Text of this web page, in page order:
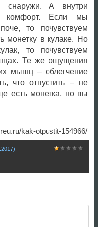
снаружи. А внутри
комфорт. Если мы
то почувствуем
монетку в кулаке. Но
то почувствуем
Те же ощущения
мышц – облегчение
что отпустить – не
есть монетка, но вы
kak-otpustit-154966/